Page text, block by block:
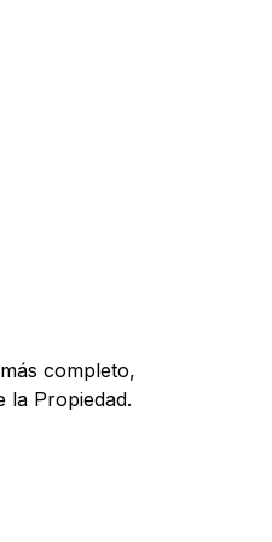
completo,
la Propiedad.